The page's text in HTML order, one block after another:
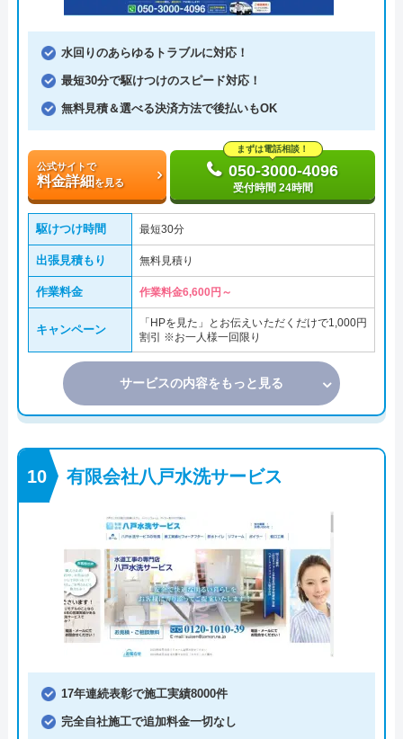
水回りのあらゆるトラブルに対応！
最短30分で駆けつけのスピード対応！
無料見積＆選べる決済方法で後払いもOK
公式サイトで
料金詳細を見る
まずは電話相談！
050-3000-4096
受付時間 24時間
駆けつけ時間 最短30分
出張見積もり 無料見積り
作業料金 作業料金6,600円～
キャンペーン
「HPを見た」とお伝えいただくだけで1,000円
割引 ※お一人様一回限り
サービスの内容をもっと見る
有限会社八戸水洗サービス
17年連続表彰で施工実績8000件
完全自社施工で追加料金一切なし